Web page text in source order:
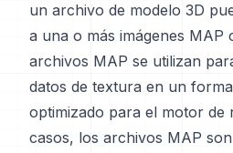
un archivo de modelo 3D
a una o más imágenes MAP
archivos MAP se utilizan
datos de textura en un
optimizado para el motor de
casos, los archivos MAP